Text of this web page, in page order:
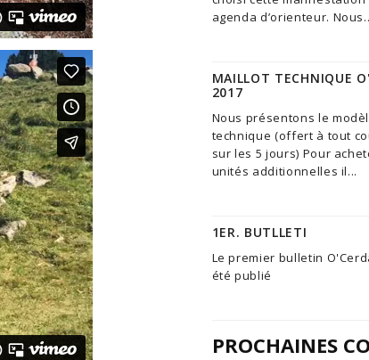
agenda d’orienteur.
MAILLOT TECHNIQUE
2017
Nous présentons le
technique (offert à tout
sur les 5 jours) Pour
unités additionnelles il...
1ER. BUTLLETI
Le premier bulletin
été publié
PROCHAINES